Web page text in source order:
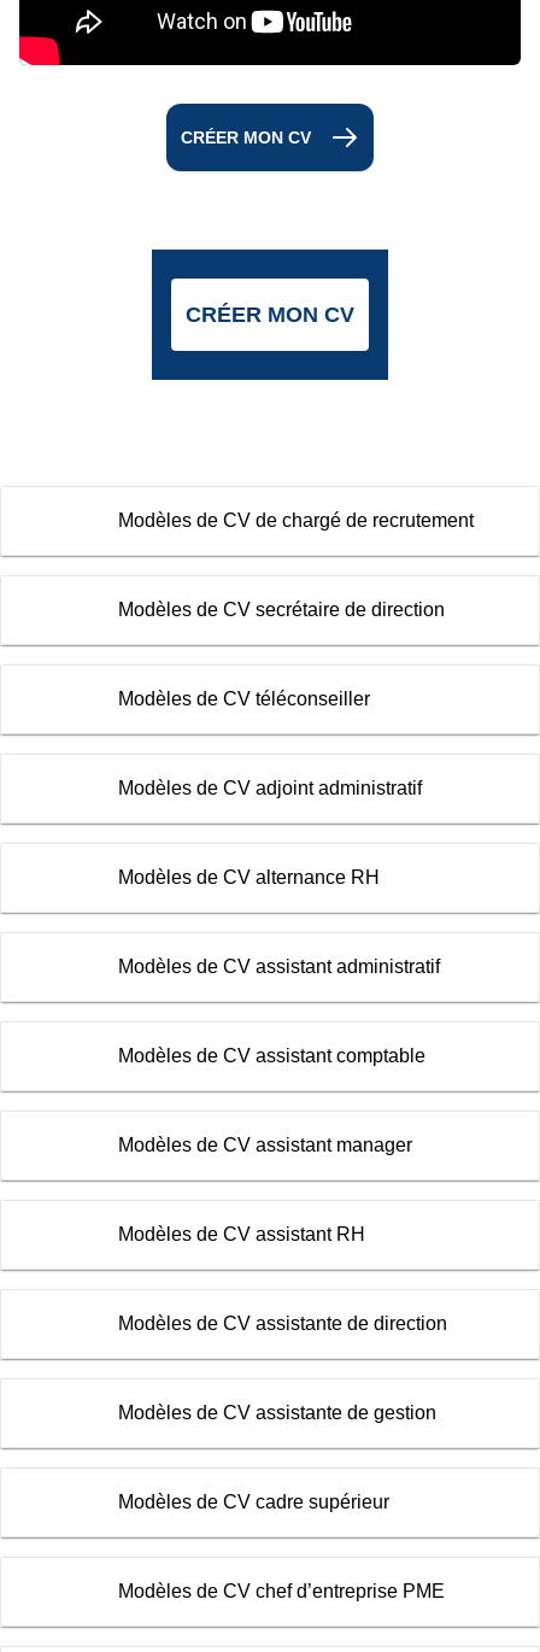
CRÉER MON CV
CRÉER MON CV
Modèles de CV de chargé de recrutement
Modèles de CV secrétaire de direction
Modèles de CV téléconseiller
Modèles de CV adjoint administratif
Modèles de CV alternance RH
Modèles de CV assistant administratif
Modèles de CV assistant comptable
Modèles de CV assistant manager
Modèles de CV assistant RH
Modèles de CV assistante de direction
Modèles de CV assistante de gestion
Modèles de CV cadre supérieur
Modèles de CV chef d’entreprise PME